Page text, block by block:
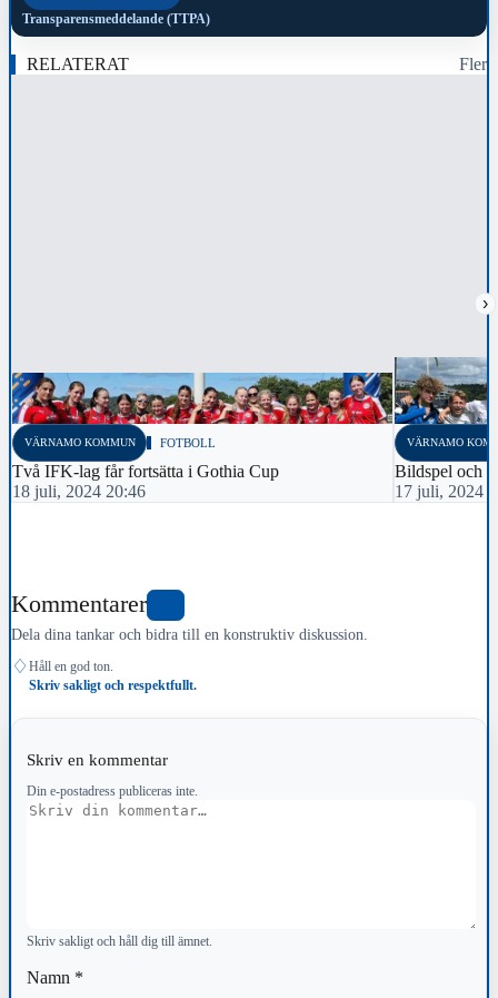
Transparensmeddelande (TTPA)
RELATERAT Fler
›
VÄRNAMO KOMMUN FOTBOLL
Två IFK-lag får fortsätta i Gothia Cup
18 juli, 2024 20:46
VÄRNAMO
Bildspel och
17 juli, 2024
Kommentarer
Dela dina tankar och bidra till en konstruktiv diskussion.
♢ Håll en god ton.
Skriv sakligt och respektfullt.
Skriv en kommentar
Din e-postadress publiceras inte.
Kommentar
Skriv sakligt och håll dig till ämnet.
Namn *